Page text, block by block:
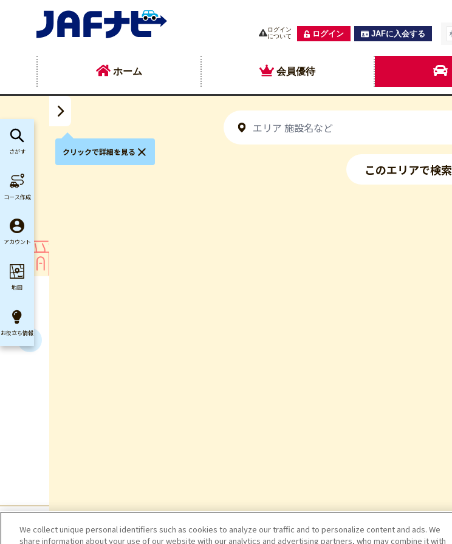
ログイン
について
ログイン JAFに入会する
ホーム 会員優待
このエリアで検索
クリックで詳細を見る
さがす
コース作成
アカウント
地図
お役立ち情報
We collect unique personal identifiers such as cookies to analyze our traffic and to personalize content and ads. We
share information about your use of our website with our analytics and advertising partners, who may combine it with